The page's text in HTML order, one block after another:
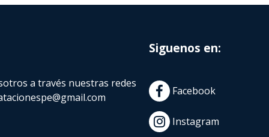
a través nuestras redes
Siguenos en:
Facebook
Instagram